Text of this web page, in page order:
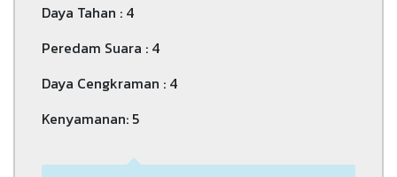
Daya Tahan : 4
Peredam Suara : 4
Daya Cengkraman : 4
Kenyamanan: 5